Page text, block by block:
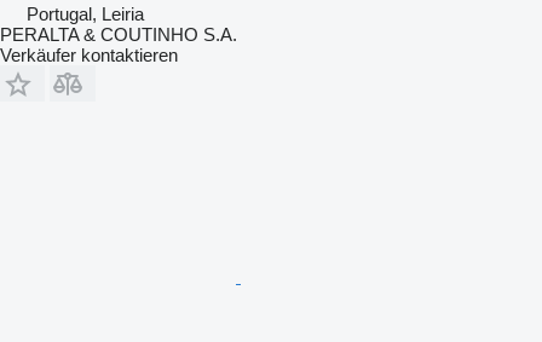
Portugal, Leiria
PERALTA & COUTINHO S.A.
Verkäufer kontaktieren